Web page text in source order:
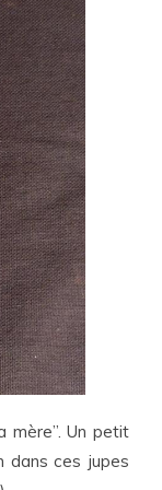
mère”. Un petit
dans ces jupes